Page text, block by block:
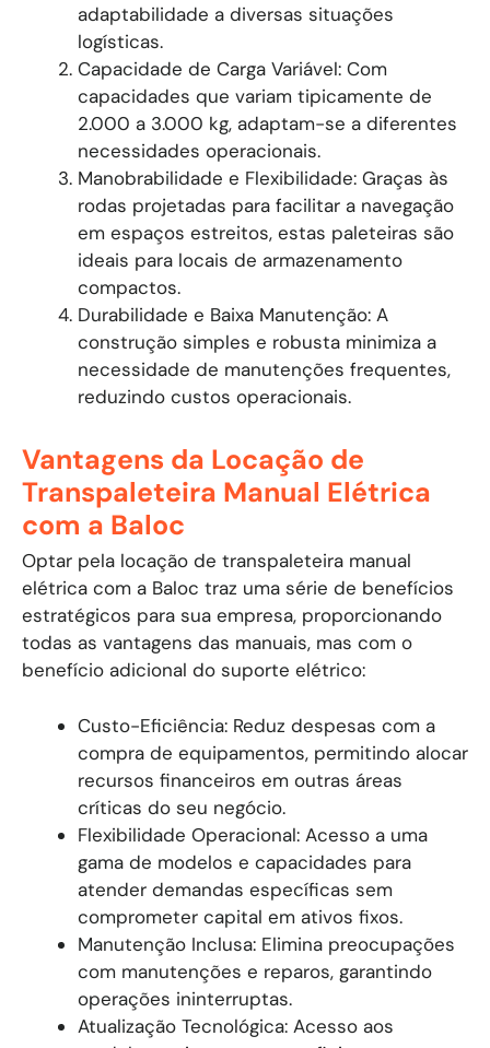
adaptabilidade a diversas situações
logísticas.
Capacidade de Carga Variável: Com
capacidades que variam tipicamente de
2.000 a 3.000 kg, adaptam-se a diferentes
necessidades operacionais.
Manobrabilidade e Flexibilidade: Graças às
rodas projetadas para facilitar a navegação
em espaços estreitos, estas paleteiras são
ideais para locais de armazenamento
compactos.
Durabilidade e Baixa Manutenção: A
construção simples e robusta minimiza a
necessidade de manutenções frequentes,
reduzindo custos operacionais.
Vantagens da Locação de
Transpaleteira Manual Elétrica
com a Baloc
Optar pela locação de transpaleteira manual
elétrica com a Baloc traz uma série de benefícios
estratégicos para sua empresa, proporcionando
todas as vantagens das manuais, mas com o
benefício adicional do suporte elétrico:
Custo-Eficiência: Reduz despesas com a
compra de equipamentos, permitindo alocar
recursos financeiros em outras áreas
críticas do seu negócio.
Flexibilidade Operacional: Acesso a uma
gama de modelos e capacidades para
atender demandas específicas sem
comprometer capital em ativos fixos.
Manutenção Inclusa: Elimina preocupações
com manutenções e reparos, garantindo
operações ininterruptas.
Atualização Tecnológica: Acesso aos